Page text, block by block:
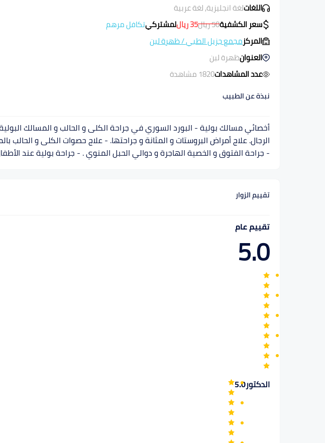
اللغاتلغة انجليزية, لغة عربية
سعر الكشفية50ريال35رياللمشتركيتكافل مرهم
المركزمجمع جزيل الطبي/ظهرة لبن
العنوانظهرة لبن
عدد المشاهدات1820 مشاهدة
نبذة عن الطبيب
أخصائي مسالك بولية - البورد السوري في جراحة الكلى و الحالب و المسالك
الرجال. علاج أمراض البروستات و المثانة و جراحتها. - علاج حصوات الكلى و الحالب
- جراحة الفتوق و الخصية الهاجرة و دوالي الحبل المنوي . - جراحة بولية عند
تقييم الزوار
تقييم عام
5.0
الدكتور5.0